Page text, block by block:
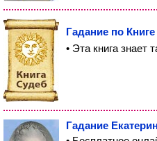
Гадание по
• Эта книга знает
Гадание